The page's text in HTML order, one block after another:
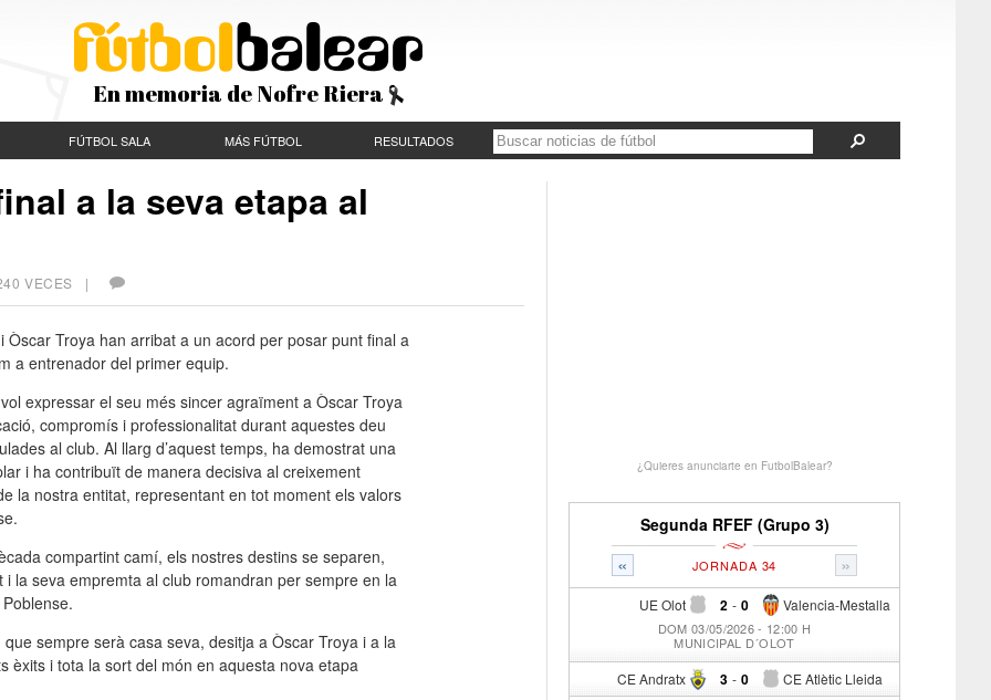
En memoria de Nofre Riera
FÚTBOL SALA MÁS FÚTBOL RESULTADOS
a la seva etapa al
VECES |
Òscar Troya han arribat a un acord per posar punt final a
a entrenador del primer equip.
expressar el seu més sincer agraïment a Òscar Troya
compromís i professionalitat durant aquestes deu
al club. Al llarg d’aquest temps, ha demostrat una
i ha contribuït de manera decisiva al creixement
la nostra entitat, representant en tot moment els valors
compartint camí, els nostres destins se separen,
i la seva empremta al club romandran per sempre en la
que sempre serà casa seva, desitja a Òscar Troya i a la
èxits i tota la sort del món en aquesta nova etapa
¿Quieres anunciarte en FutbolBalear?
Segunda RFEF (Grupo 3)
« »
JORNADA 34
UE Olot 2 - Valencia-Mestalla
0
DOM 03/05/2026 - 12:00 H
MUNICIPAL D´OLOT
CE Andratx 3 - CE Atlètic Lleida
0